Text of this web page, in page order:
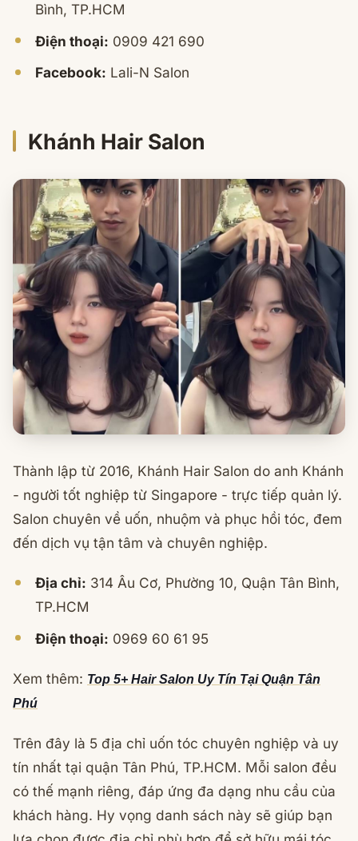
Bình, TP.HCM
Điện thoại: 0909 421 690
Facebook: Lali-N Salon
Khánh Hair Salon
Thành lập từ 2016, Khánh Hair Salon do anh Khánh
- người tốt nghiệp từ Singapore - trực tiếp quản lý.
Salon chuyên về uốn, nhuộm và phục hồi tóc, đem
đến dịch vụ tận tâm và chuyên nghiệp.
Địa chỉ: 314 Âu Cơ, Phường 10, Quận Tân Bình,
TP.HCM
Điện thoại: 0969 60 61 95
Xem thêm: Top 5+ Hair Salon Uy Tín Tại Quận Tân
Phú
Trên đây là 5 địa chỉ uốn tóc chuyên nghiệp và uy
tín nhất tại quận Tân Phú, TP.HCM. Mỗi salon đều
có thế mạnh riêng, đáp ứng đa dạng nhu cầu của
khách hàng. Hy vọng danh sách này sẽ giúp bạn